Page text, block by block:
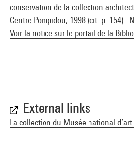
conservation de la collection
Centre Pompidou, 1998 (cit. p. 154) .
Voir la notice sur le portail de la
External links
La collection du Musée national d’art